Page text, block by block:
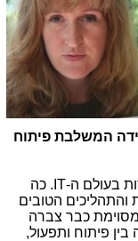
המשלבת פיתוח
בעולם ה-IT . כה
הטובים
כבר צברה
פיתוח ותפעול,